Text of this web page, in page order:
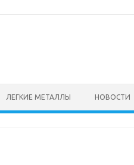
ЛЕГКИЕ МЕТАЛЛЫ НОВОСТИ